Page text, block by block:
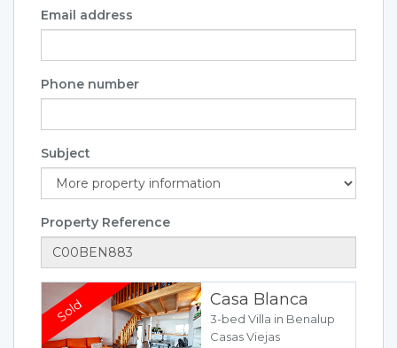
Email address
Phone number
Subject
Property Reference
Casa Blanca
3-bed Villa in Benalup
Casas Viejas